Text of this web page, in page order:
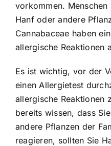
vorkommen.
Hanf oder andere
Cannabaceae haben
allergische Reaktionen
Es ist wichtig, vor der
einen Allergietest
allergische Reaktionen
bereits wissen, dass
andere Pflanzen der
reagieren, sollten Sie